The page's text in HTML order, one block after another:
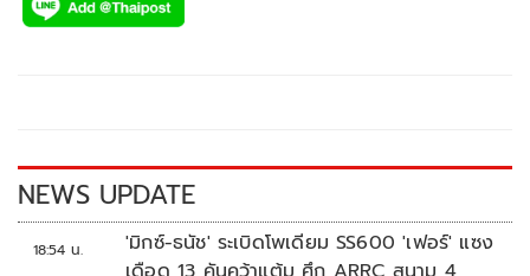
e
k
tt p
k
NEWS UPDATE
18:54 น.
'มิกซ์-ธนัช' ระเบิดโพเดียม SS600 'เฟอร์' แซง